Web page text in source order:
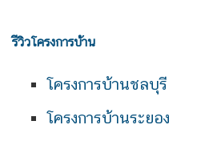
รีวิวโครงการบ้าน
โครงการบ้านชลบุรี
โครงการบ้านระยอง